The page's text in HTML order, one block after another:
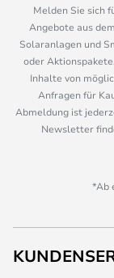
Melden Sie sich
Angebote aus
Solaranlagen und
oder
Inhalte von
Anfragen für
Abmeldung ist
Newsletter
*Ab